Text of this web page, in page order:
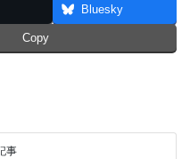
Bluesky
Copy
事